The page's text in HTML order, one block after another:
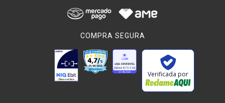
COMPRA SEGURA
Verificada por